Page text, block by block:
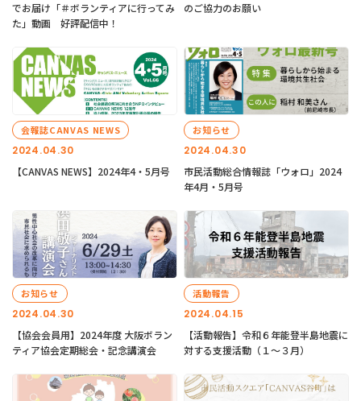
でお届け「＃ボランティアに行ってみ
た」動画 好評配信中！
のご協力のお願い
2024.04.30
会報誌CANVAS NEWS
【CANVAS NEWS】2024年4・5月号
2024.04.30
お知らせ
市民活動総合情報誌「ウォロ」2024
年4月・5月号
2024.04.30
お知らせ
【協会会員用】2024年度 大阪ボラン
ティア協会定期総会・記念講演会
2024.04.15
活動報告
【活動報告】令和６年能登半島地震に
対する支援活動（１〜３月）